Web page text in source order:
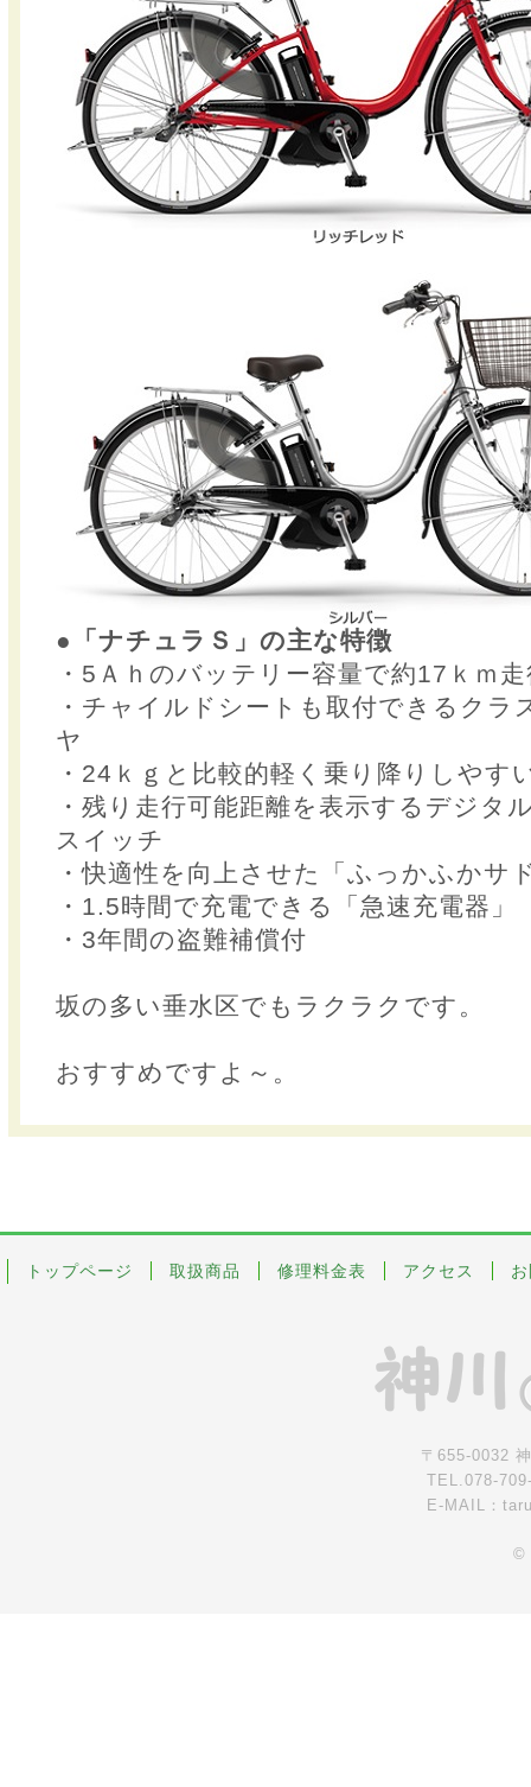
●「ナチュラＳ」の主な特徴
・5Ａｈのバッテリー容量で約17ｋｍ
・チャイルドシートも取付できるクラ
ヤ
・24ｋｇと比較的軽く乗り降りしやす
・残り走行可能距離を表示するデジタ
スイッチ
・快適性を向上させた「ふっかふかサ
・1.5時間で充電できる「急速充電器」
・3年間の盗難補償付
坂の多い垂水区でもラクラクです。
おすすめですよ～。
トップページ 取扱商品 修理料金表 アクセス
〒655-0032
TEL.078-
E-MAIL：
©